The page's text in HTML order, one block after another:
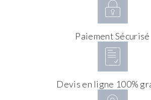
Paiement Sécurisé
Devis en ligne 100%